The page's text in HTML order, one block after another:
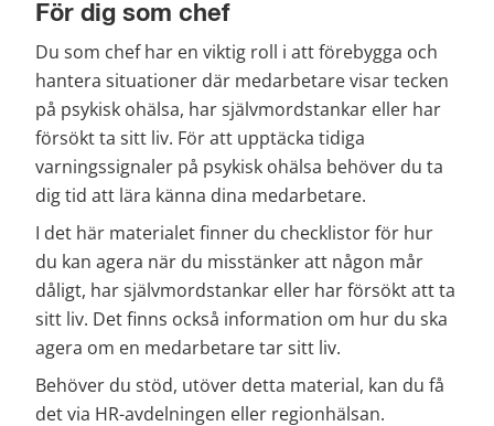
För dig som chef
Du som chef har en viktig roll i att förebygga och
hantera situationer där medarbetare visar tecken
på psykisk ohälsa, har självmordstankar eller har
försökt ta sitt liv. För att upptäcka tidiga
varningssignaler på psykisk ohälsa behöver du ta
dig tid att lära känna dina medarbetare.
I det här materialet finner du checklistor för hur
du kan agera när du misstänker att någon mår
dåligt, har självmordstankar eller har försökt att ta
sitt liv. Det finns också information om hur du ska
agera om en medarbetare tar sitt liv.
Behöver du stöd, utöver detta material, kan du få
det via HR-avdelningen eller regionhälsan.